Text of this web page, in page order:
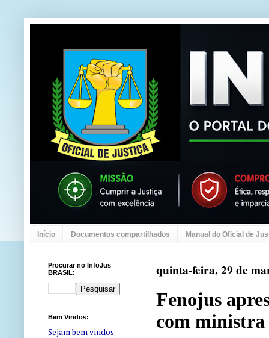
Início Documentos compartilhados Manual do Oficial de
quinta-feira, 29 de
Fenojus
com
Procurar no InfoJus
BRASIL:
Bem Vindos:
Sejam bem vindos